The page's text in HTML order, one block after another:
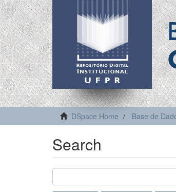
DSpace Home Base de
Search